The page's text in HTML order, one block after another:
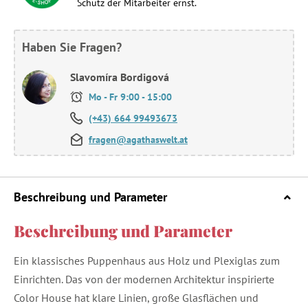
Haben Sie Fragen?
Slavomíra Bordigová
Mo - Fr 9:00 - 15:00
(+43) 664 99493673
fragen@agathaswelt.at
Beschreibung und Parameter
Beschreibung und Parameter
Ein klassisches Puppenhaus aus Holz und Plexiglas zum
Einrichten. Das von der modernen Architektur inspirierte
Color House hat klare Linien, große Glasflächen und